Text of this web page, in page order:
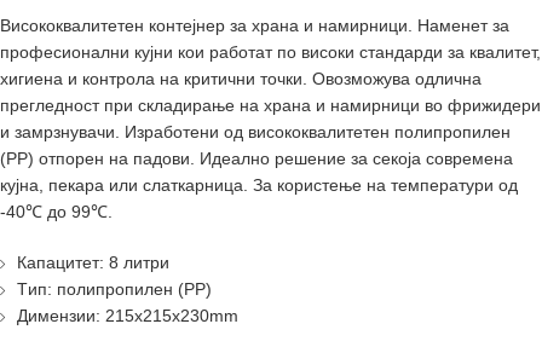
Висококвалитетен контејнер за храна и намирници. Наменет за
професионални кујни кои работат по високи стандарди за квалитет,
хигиена и контрола на критични точки. Овозможува одлична
прегледност при складирање на храна и намирници во фрижидери
и замрзнувачи. Изработени од висококвалитетен полипропилен
(PP) отпорен на падови. Идеално решение за секоја современа
кујна, пекара или слаткарница. За користење на температури од
-40℃ до 99℃.
Капацитет: 8 литри
Tип: полипропилен (PP)
Димензии: 215x215x230mm